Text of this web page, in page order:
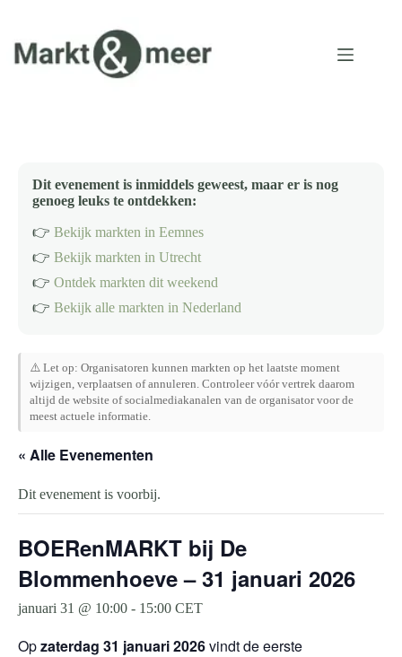
inhoud
Dit evenement is inmiddels geweest, maar er is nog
genoeg leuks te ontdekken:
👉 Bekijk markten in Eemnes
👉 Bekijk markten in Utrecht
👉 Ontdek markten dit weekend
👉 Bekijk alle markten in Nederland
⚠️ Let op: Organisatoren kunnen markten op het laatste moment
wijzigen, verplaatsen of annuleren. Controleer vóór vertrek daarom
altijd de website of socialmediakanalen van de organisator voor de
meest actuele informatie.
« Alle Evenementen
Dit evenement is voorbij.
BOERenMARKT bij De
Blommenhoeve – 31 januari 2026
januari 31 @ 10:00 - 15:00 CET
Opzaterdag 31 januari 2026vindt de eerste